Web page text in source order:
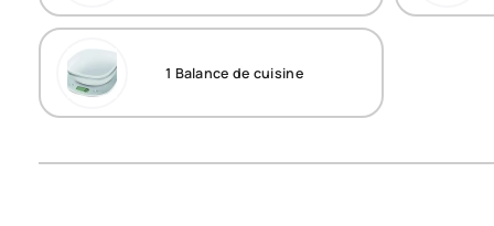
1 Balance de cuisine